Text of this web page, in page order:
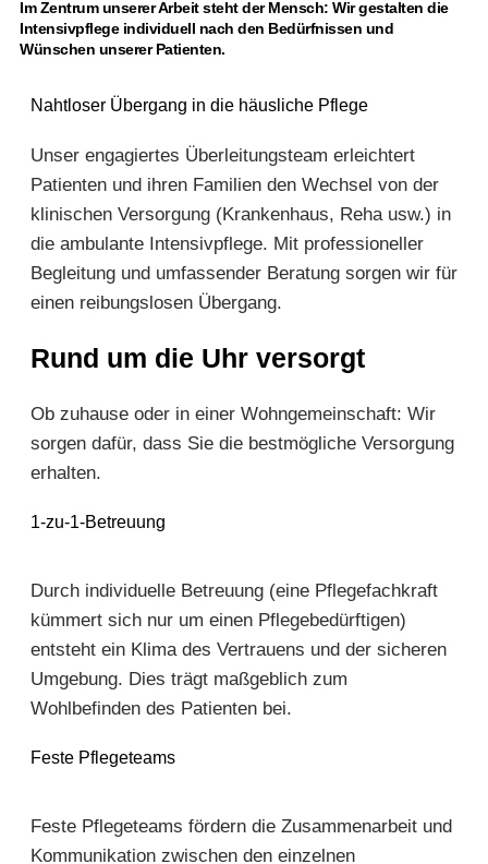
Im Zentrum unserer Arbeit steht der Mensch: Wir gestalten die
Intensivpflege individuell nach den Bedürfnissen und
Wünschen unserer Patienten.
Nahtloser Übergang in die häusliche Pflege
Unser engagiertes Überleitungsteam erleichtert
Patienten und ihren Familien den Wechsel von der
klinischen Versorgung (Krankenhaus, Reha usw.) in
die ambulante Intensivpflege. Mit professioneller
Begleitung und umfassender Beratung sorgen wir für
einen reibungslosen Übergang.
Rund um die Uhr versorgt
Ob zuhause oder in einer Wohngemeinschaft: Wir
sorgen dafür, dass Sie die bestmögliche Versorgung
erhalten.
1-zu-1-Betreuung
Durch individuelle Betreuung (eine Pflegefachkraft
kümmert sich nur um einen Pflegebedürftigen)
entsteht ein Klima des Vertrauens und der sicheren
Umgebung. Dies trägt maßgeblich zum
Wohlbefinden des Patienten bei.
Feste Pflegeteams
Feste Pflegeteams fördern die Zusammenarbeit und
Kommunikation zwischen den einzelnen